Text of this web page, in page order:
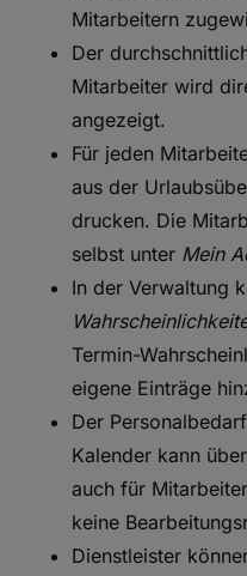
Mitarbeitern
Der
Mitarbeiter wird
angezeigt.
Für jeden
aus der
drucken. Die
selbst unter Mein
In der Verwaltung
Termin-
eigene Einträge
Der
Kalender kann
auch für
keine
Dienstleister